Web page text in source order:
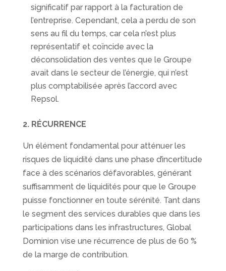
significatif par rapport à la facturation de
l’entreprise. Cependant, cela a perdu de son
sens au fil du temps, car cela n’est plus
représentatif et coïncide avec la
déconsolidation des ventes que le Groupe
avait dans le secteur de l’énergie, qui n’est
plus comptabilisée après l’accord avec
Repsol.
2. RÉCURRENCE
Un élément fondamental pour atténuer les
risques de liquidité dans une phase d’incertitude
face à des scénarios défavorables, générant
suffisamment de liquidités pour que le Groupe
puisse fonctionner en toute sérénité. Tant dans
le segment des services durables que dans les
participations dans les infrastructures, Global
Dominion vise une récurrence de plus de 60 %
de la marge de contribution.